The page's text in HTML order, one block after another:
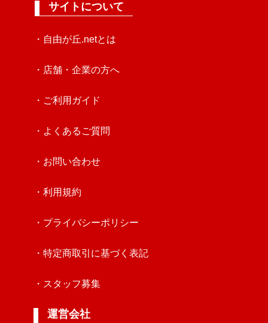
サイトについて
・自由が丘.netとは
・店舗・企業の方へ
・ご利用ガイド
・よくあるご質問
・お問い合わせ
・利用規約
・プライバシーポリシー
・特定商取引に基づく表記
・スタッフ募集
運営会社